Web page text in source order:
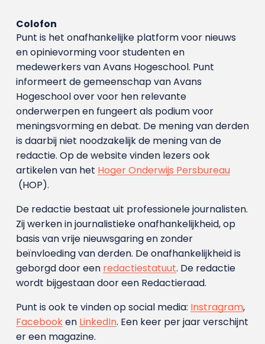
Colofon
Punt is het onafhankelijke platform voor nieuws
en opinievorming voor studenten en
medewerkers van Avans Hoge­school. Punt
informeert de gemeenschap van Avans
Hogeschool over voor hen relevante
onderwerpen en fungeert als podium voor
meningsvorming en debat. De mening van derden
is daarbij niet noodzakelijk de mening van de
redactie. Op de website vinden lezers ook
artikelen van het Hoger Onderwijs Persbureau
(HOP).
De redactie bestaat uit professionele journalisten.
Zij werken in journalistieke onafhankelijkheid, op
basis van vrije nieuwsgaring en zonder
beïnvloeding van derden. De onafhankelijkheid is
geborgd door een redactiestatuut. De redactie
wordt bijgestaan door een Redactieraad.
Punt is ook te vinden op social media: Instragram,
Facebooken LinkedIn. Een keer per jaar verschijnt
er een magazine.